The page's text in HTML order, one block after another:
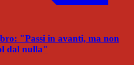
"Passi in avanti, ma non
dal nulla"